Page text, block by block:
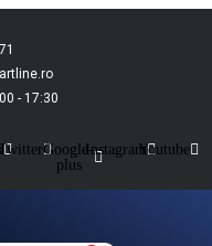
- 17:30
Google-
plus
InstagramYoutube